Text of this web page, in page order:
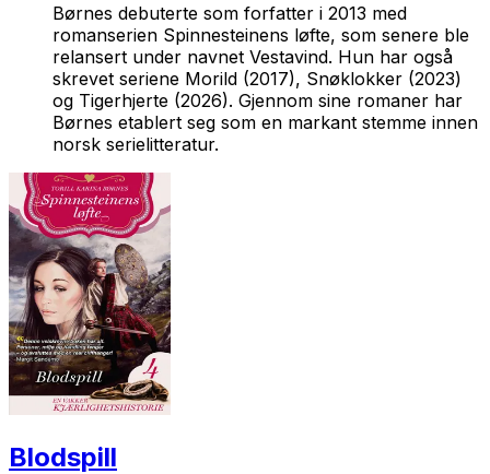
Børnes debuterte som forfatter i 2013 med
romanserien Spinnesteinens løfte, som senere ble
relansert under navnet Vestavind. Hun har også
skrevet seriene Morild (2017), Snøklokker (2023)
og Tigerhjerte (2026). Gjennom sine romaner har
Børnes etablert seg som en markant stemme innen
norsk serielitteratur.
Blodspill